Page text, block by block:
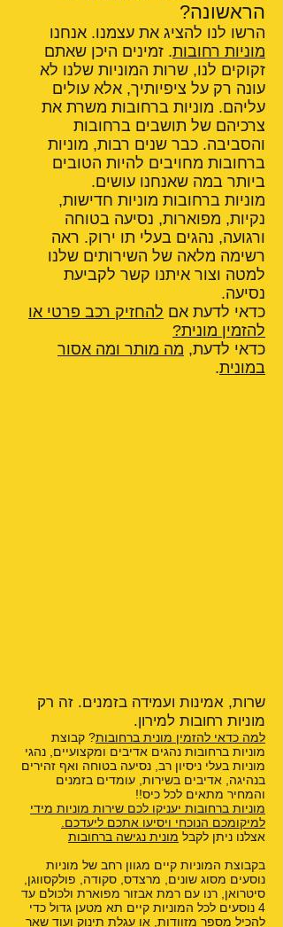
הראשונה?
הרשו לנו להציג את עצמנו. אנחנו
מוניות רחובות. זמינים היכן שאתם
זקוקים לנו, שרות המוניות שלנו לא
עונה רק על ציפיותיך, אלא עולים
עליהם. מוניות ברחובות משרת את
צרכיהם של תושבים ברחובות
והסביבה. כבר שנים רבות, מוניות
ברחובות מחויבים להיות הטובים
ביותר במה שאנחנו עושים.
מוניות ברחובות מוניות חדישות,
נקיות, מפוארות, נסיעה בטוחה
ורגועה, נהגים בעלי תו ירוק. ראה
רשימה מלאה של השירותים שלנו
למטה וצור איתנו קשר לקביעת
נסיעה.
כדאי לדעת אם להחזיק רכב פרטי או
להזמין מונית?
כדאי לדעת, מה מותר ומה אסור
במונית.
שרות, אמינות ועמידה בזמנים. זה רק
מוניות רחובות למירון.
למה כדאי להזמין מונית ברחובות? קבוצת
מוניות ברחובות נהגים אדיבים ומקצועיים, נהגי
מוניות בעלי ניסיון רב, נסיעה בטוחה ואף זהירים
בנהיגה, אדיבים בשירות, עומדים בזמנים
והמחיר מתאים לכל כיס!!
מוניות ברחובות יעניקו לכם שירות מוניות מידי
למיקומכם הנוכחי ויסיעו אתכם ליעדכם.
אצלנו ניתן לקבל מונית נגישה ברחובות
בקבוצת המוניות קיים מגוון רחב של מוניות
נוסעים מסוג שונים, מרצדס, סקודה, פולקסווגן,
סיטרואן, רנו עם רמת אבזור מפוארת ולכולם עד
4 נוסעים לכל המוניות קיים תא מטען גדול כדי
להכיל מספר מזוודות, או עגלת תינוק ועוד שאר